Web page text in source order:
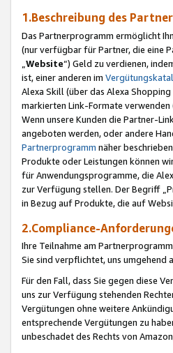
1.Beschreibung des
Das Partnerprogramm ermöglicht
(nur verfügbar für Partner, die eine
Website“) Geld zu verdienen,
ist, einer anderen im
Alexa Skill (über das Alexa
markierten Link-Formate verwenden
Wenn unsere Kunden die Partner-
angeboten werden, oder andere
Partnerprogramm näher
Produkte oder Leistungen können
für Anwendungsprogramme, die
zur Verfügung stellen. Der Begriff
in Bezug auf Produkte, die auf
2.Compliance-
Ihre Teilnahme am
Sie sind verpflichtet, uns umgehend
Für den Fall, dass Sie gegen diese
uns zur Verfügung stehenden
Vergütungen ohne weitere
entsprechende Vergütungen zu
unbeschadet des Rechts von